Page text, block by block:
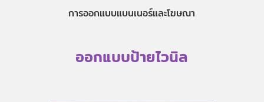
การออกแบบแบนเนอร์และโฆษณา
ออกแบบป้ายไวนิล